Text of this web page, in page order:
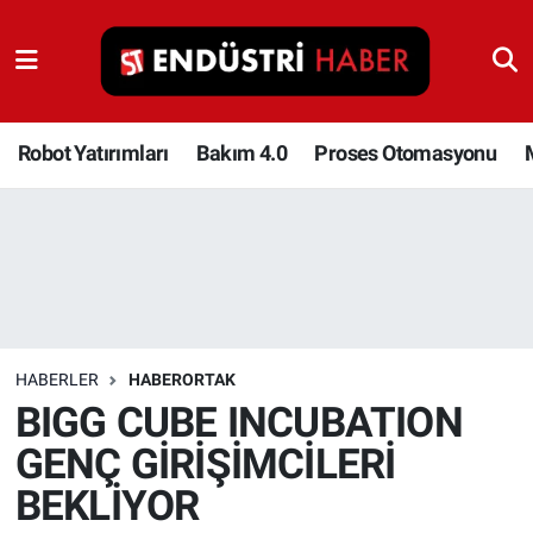
Robot Yatırımları Bakım 4.0 Proses Otomasyonu
HABERLER HABERORTAK
BIGG CUBE INCUBATION
GENÇ GİRİŞİMCİLERİ
BEKLİYOR
Robot Yatırımları
Bakım 4.0
İnşaat ve Malzeme
HaberOrtak